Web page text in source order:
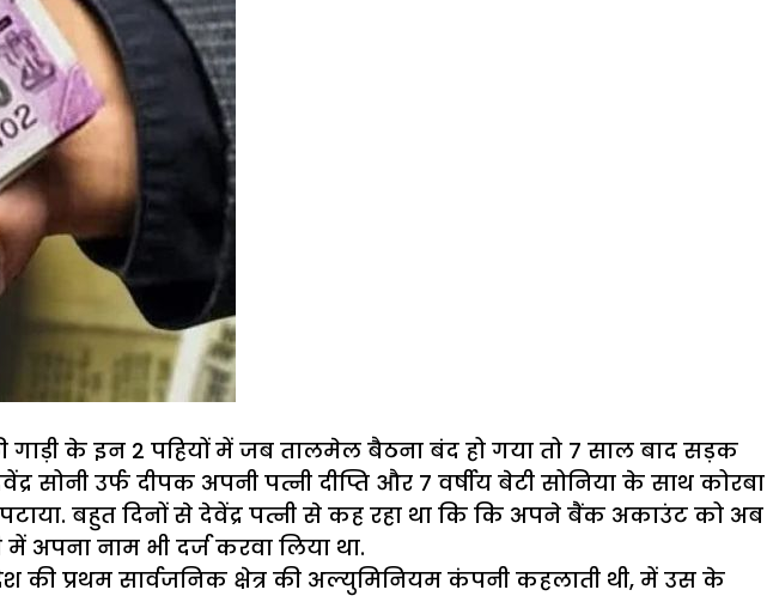
गाड़ी के इन 2 पहियों में जब तालमेल बैठना बंद हो गया तो 7 साल बाद सड़क
उर्फ दीपक अपनी पत्नी दीप्ति और 7 वर्षीय बेटी सोनिया के साथ कोरबा
बहुत दिनों से देवेंद्र पत्नी से कह रहा था कि कि अपने बैंक अकाउंट को अब
अपना नाम भी दर्ज करवा लिया था.
की प्रथम सार्वजनिक क्षेत्र की अल्युमिनियम कंपनी कहलाती थी, में उस के